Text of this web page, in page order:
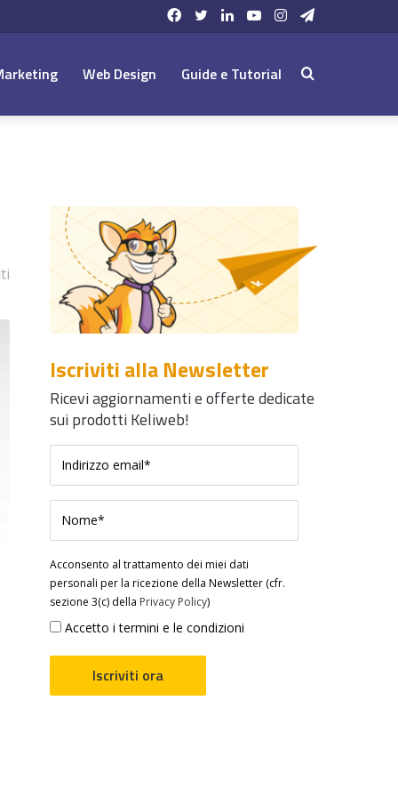
Telegram
Instagram
YouTube
LinkedIn
Twitter
Facebook
Web Design Guide e Tutorial Cerca:
Iscriviti alla Newsletter
Ricevi aggiornamenti e offerte dedicate
sui prodotti Keliweb!
Acconsento al trattamento dei miei dati
personali per la ricezione della Newsletter (cfr.
sezione 3(c) della Privacy Policy)
Accetto i termini e le condizioni